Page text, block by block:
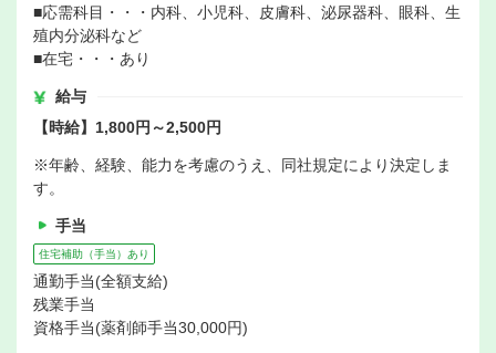
■応需科目・・・内科、小児科、皮膚科、泌尿器科、眼科、生
殖内分泌科など
■在宅・・・あり
給与
【時給】1,800円～2,500円
※年齢、経験、能力を考慮のうえ、同社規定により決定しま
す。
手当
住宅補助（手当）あり
通勤手当(全額支給)
残業手当
資格手当(薬剤師手当30,000円)